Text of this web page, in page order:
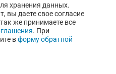
хранения данных.
вы даете свое согласие
же принимаете все
. При
вформу обратной